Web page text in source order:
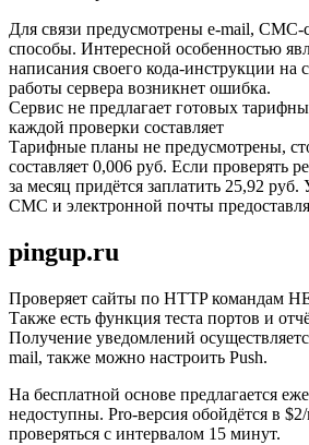
Для связи предусмотрены e-mail, СМС-
способы. Интересной особенностью
написания своего кода-инструкции на
работы сервера возникнет ошибка.
Сервис не предлагает готовых
каждой проверки составляет
Тарифные планы не предусмотрены,
составляет 0,006 руб. Если проверять
за месяц придётся заплатить 25,92
СМС и электронной почты
pingup.ru
Проверяет сайты по HTTP командам
Также есть функция теста портов и
Получение уведомлений
mail, также можно настроить Push.
На бесплатной основе предлагается
недоступны. Pro-версия обойдётся в $2/
проверяться с интервалом 15 минут.